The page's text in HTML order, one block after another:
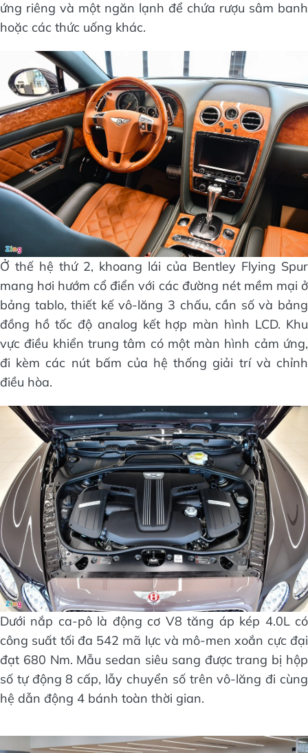
ứng riêng và một ngăn lạnh để chứa rượu sâm banh
hoặc các thức uống khác.
Ở thế hệ thứ 2, khoang lái của Bentley Flying Spur
mang hơi hướm cổ điển với các đường nét mềm mại ở
bảng tablo, thiết kế vô-lăng 3 chấu, cần số và bảng
đồng hồ tốc độ analog kết hợp màn hình LCD. Khu
vực điều khiển trung tâm có một màn hình cảm ứng,
đi kèm các nút bấm của hệ thống giải trí và chỉnh
điều hòa.
Dưới nắp ca-pô là động cơ V8 tăng áp kép 4.0L có
công suất tối đa 542 mã lực và mô-men xoắn cực đại
đạt 680 Nm. Mẫu sedan siêu sang được trang bị hộp
số tự động 8 cấp, lẫy chuyển số trên vô-lăng đi cùng
hệ dẫn động 4 bánh toàn thời gian.